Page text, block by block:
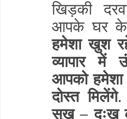
खिड़की
आपके घर
हमेशा खुश
व्यापार में
आपको
दोस्त मिलेंगे.
सुख – दुःख